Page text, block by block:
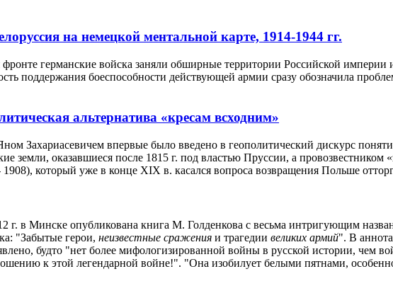
на немецкой ментальной карте, 1914-1944 гг.
германские войска заняли обширные территории Российской империи
поддержания боеспособности действующей армии сразу обозначила
альтернатива «кресам всходним»
Захариасевичем впервые было введено в геополитический дискурс
земли, оказавшиеся после 1815 г. под властью Пруссии, а провозвестником
который уже в конце ХІХ в. касался вопроса возвращения Польше
г. в Минске опубликована книга М. Голденкова с весьма интригующим
"Забытые герои, неизвестные сражения и трагедии великих армий". В
будто "нет более мифологизированной войны в русской истории, чем
к этой легендарной войне!". "Она изобилует белыми пятнами,